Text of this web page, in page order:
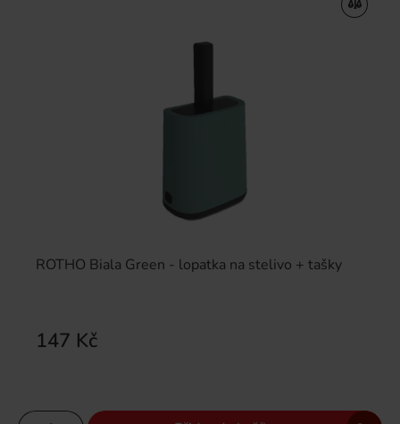
ROTHO Biala Green - lopatka na stelivo + tašky
147 Kč